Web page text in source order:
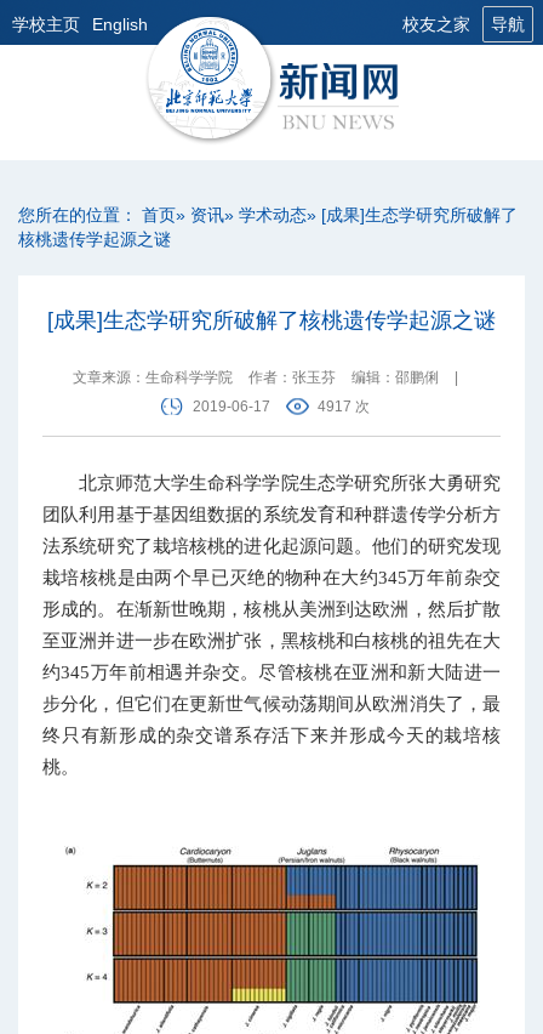
学校主页 English 校友之家 导航
您所在的位置： 首页» 资讯» 学术动态» [成果]生态学研究所破解了
核桃遗传学起源之谜
[成果]生态学研究所破解了核桃遗传学起源之谜
文章来源：生命科学学院 作者：张玉芬 编辑：邵鹏俐
2019-06-17
4917 次
北京师范大学生命科学学院生态学研究所张大勇研究
团队利用基于基因组数据的系统发育和种群遗传学分析方
法系统研究了栽培核桃的进化起源问题。他们的研究发现
栽培核桃是由两个早已灭绝的物种在大约345万年前杂交
形成的。在渐新世晚期，核桃从美洲到达欧洲，然后扩散
至亚洲并进一步在欧洲扩张，黑核桃和白核桃的祖先在大
约345万年前相遇并杂交。尽管核桃在亚洲和新大陆进一
步分化，但它们在更新世气候动荡期间从欧洲消失了，最
终只有新形成的杂交谱系存活下来并形成今天的栽培核
桃。